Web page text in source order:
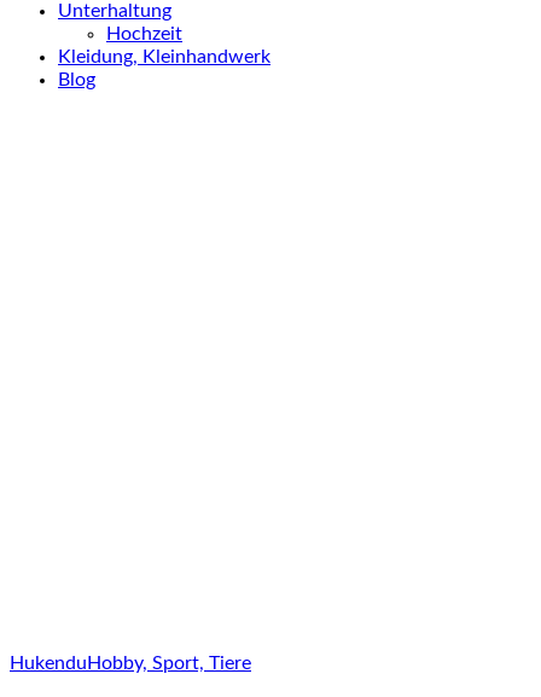
Unterhaltung
Hochzeit
Kleidung, Kleinhandwerk
Blog
Hukendu Hobby, Sport, Tiere